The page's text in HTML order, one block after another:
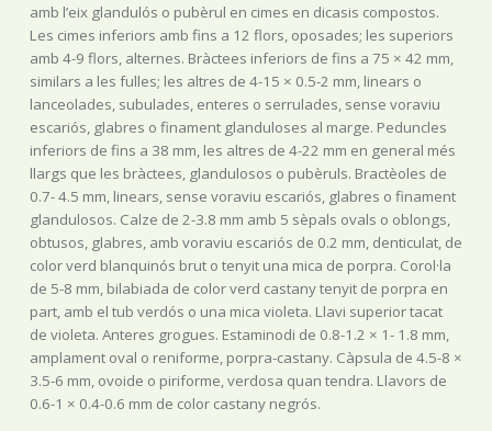
amb l’eix glandulós o pubèrul en cimes en dicasis compostos.
Les cimes inferiors amb fins a 12 flors, oposades; les superiors
amb 4-9 flors, alternes. Bràctees inferiors de fins a 75 × 42 mm,
similars a les fulles; les altres de 4-15 × 0.5-2 mm, linears o
lanceolades, subulades, enteres o serrulades, sense voraviu
escariós, glabres o finament glanduloses al marge. Peduncles
inferiors de fins a 38 mm, les altres de 4-22 mm en general més
llargs que les bràctees, glandulosos o pubèruls. Bractèoles de
0.7- 4.5 mm, linears, sense voraviu escariós, glabres o finament
glandulosos. Calze de 2-3.8 mm amb 5 sèpals ovals o oblongs,
obtusos, glabres, amb voraviu escariós de 0.2 mm, denticulat, de
color verd blanquinós brut o tenyit una mica de porpra. Corol·la
de 5-8 mm, bilabiada de color verd castany tenyit de porpra en
part, amb el tub verdós o una mica violeta. Llavi superior tacat
de violeta. Anteres grogues. Estaminodi de 0.8-1.2 × 1- 1.8 mm,
amplament oval o reniforme, porpra-castany. Càpsula de 4.5-8 ×
3.5-6 mm, ovoide o piriforme, verdosa quan tendra. Llavors de
0.6-1 × 0.4-0.6 mm de color castany negrós.